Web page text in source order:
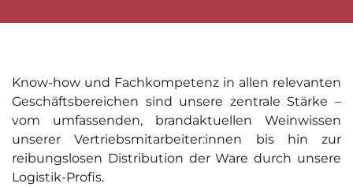
Know-how und Fachkompetenz in allen relevanten
Geschäftsbereichen sind unsere zentrale Stärke –
vom umfassenden, brandaktuellen Weinwissen
unserer Vertriebsmitarbeiter:innen bis hin zur
reibungslosen Distribution der Ware durch unsere
Logistik-Profis.